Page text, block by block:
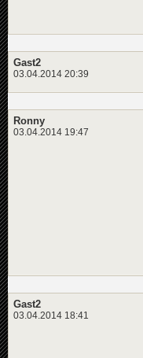
Gast2
03.04.2014 20:39
Ronny
03.04.2014 19:47
Gast2
03.04.2014 18:41